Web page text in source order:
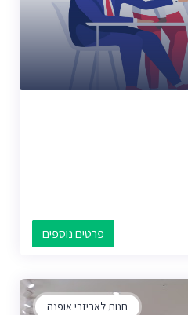
פרטים נוספים
חנות לאביזרי אופנה